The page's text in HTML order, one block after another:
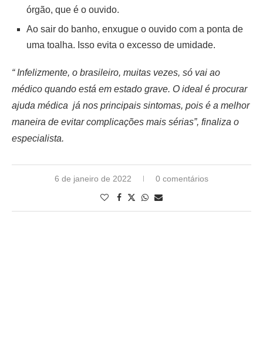
órgão, que é o ouvido.
Ao sair do banho, enxugue o ouvido com a ponta de
uma toalha. Isso evita o excesso de umidade.
“ Infelizmente, o brasileiro, muitas vezes, só vai ao
médico quando está em estado grave. O ideal é procurar
ajuda médica já nos principais sintomas, pois é a melhor
maneira de evitar complicações mais sérias”, finaliza o
especialista.
6 de janeiro de 2022 0 comentários